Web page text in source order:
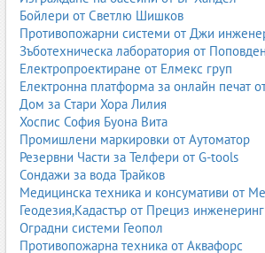
бояджийски камери;
инфрачервени лампи;
изправящи стендове;
спотери;
шлайф машини;
прахоуловители;
пистолети за боядисване.
Качественото оборудване гарантира
и безопасност.
2. Инструменти и ръчни машини
Инструментите са основният работен
Бойлери от Светлю Шишков
Противопожарни системи от Джи
Зъботехническа лаборатория от
Електропроектиране от Елмекс груп
Електронна платформа за онлайн печат
Дом за Стари Хора Лилия
Хоспис София Буона Вита
Промишлени маркировки от Аутоматор
Резервни Части за Телфери от G-tools
Сондажи за вода Трайков
Медицинска техника и консумативи от
Геодезия,Кадастър от Прециз инженеринг
Оградни системи Геопол
Противопожарна техника от Аквафорс